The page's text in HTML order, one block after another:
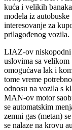
kuća i velikih
modela iz
interesovanje za
prilagođenog vozila.
LIAZ-ov niskopodni
uslovima sa
omogućava lak i
tome vreme
odnosu na vozila s
MAN-ov motor
se automatskim
zemni gas (metan)
se nalaze na krovu